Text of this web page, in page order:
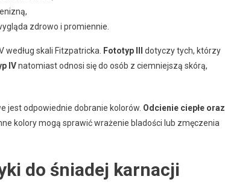
zdrowo i promiennie.
skali Fitzpatricka. Fototyp III
dotyczy tych, którzy
IVnatomiast odnosi się do osób z ciemniejszą skórą,
jest odpowiednie dobranie kolorów. Odcienie ciepłe oraz
kolory mogą sprawić wrażenie bladości lub zmęczenia
do śniadej karnacji